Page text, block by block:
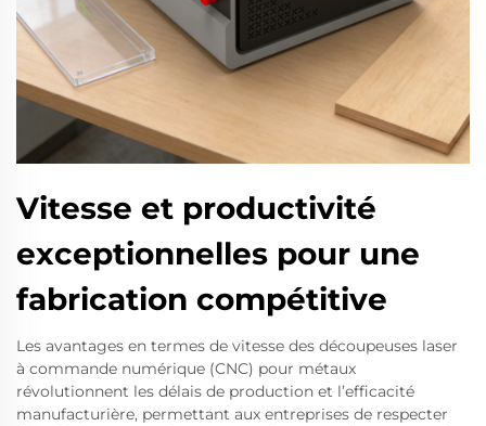
Vitesse et productivité
exceptionnelles pour une
fabrication compétitive
Les avantages en termes de vitesse des découpeuses laser
à commande numérique (CNC) pour métaux
révolutionnent les délais de production et l’efficacité
manufacturière, permettant aux entreprises de respecter